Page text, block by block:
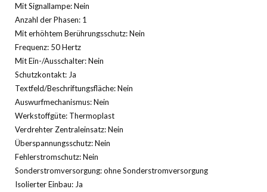
Mit Signallampe: Nein
Anzahl der Phasen: 1
Mit erhöhtem Berührungsschutz: Nein
Frequenz: 50 Hertz
Mit Ein-/Ausschalter: Nein
Schutzkontakt: Ja
Textfeld/Beschriftungsfläche: Nein
Auswurfmechanismus: Nein
Werkstoffgüte: Thermoplast
Verdrehter Zentraleinsatz: Nein
Überspannungsschutz: Nein
Fehlerstromschutz: Nein
Sonderstromversorgung: ohne Sonderstromversorgung
Isolierter Einbau: Ja